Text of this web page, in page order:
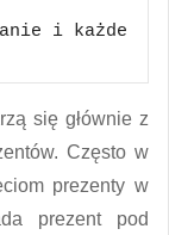
i każde
się głównie z
Często w
prezenty w
prezent pod